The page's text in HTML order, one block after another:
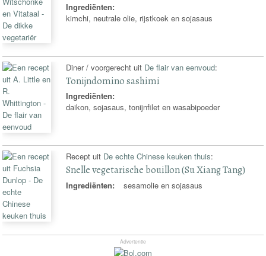
Ingrediënten:
kimchi, neutrale olie, rijstkoek en sojasaus
Diner / voorgerecht uit De flair van eenvoud:
Tonijndomino sashimi
Ingrediënten:
daikon, sojasaus, tonijnfilet en wasabipoeder
Recept uit De echte Chinese keuken thuis:
Snelle vegetarische bouillon (Su Xiang Tang)
Ingrediënten: sesamolie en sojasaus
Advertentie